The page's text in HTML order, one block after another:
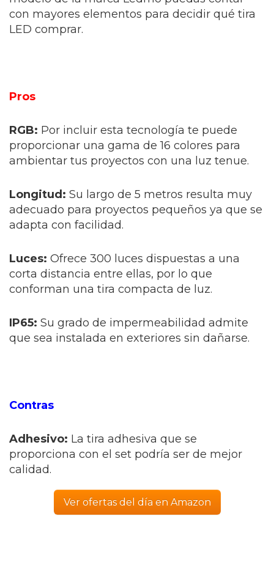
con mayores elementos para decidir qué tira
LED comprar.
Pros
RGB: Por incluir esta tecnología te puede
proporcionar una gama de 16 colores para
ambientar tus proyectos con una luz tenue.
Longitud: Su largo de 5 metros resulta muy
adecuado para proyectos pequeños ya que se
adapta con facilidad.
Luces: Ofrece 300 luces dispuestas a una
corta distancia entre ellas, por lo que
conforman una tira compacta de luz.
IP65: Su grado de impermeabilidad admite
que sea instalada en exteriores sin dañarse.
Contras
Adhesivo: La tira adhesiva que se
proporciona con el set podría ser de mejor
calidad.
Ver ofertas del día en Amazon